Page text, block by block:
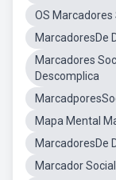
OS Marcadores
MarcadoresDe
Marcadores
Descomplica
Mapa Mental
MarcadoresDe
Marcador